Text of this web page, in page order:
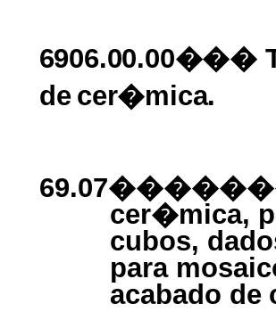
6906.00.00���
de cer�mica.
cer�mica,
cubos,
para
acabado de